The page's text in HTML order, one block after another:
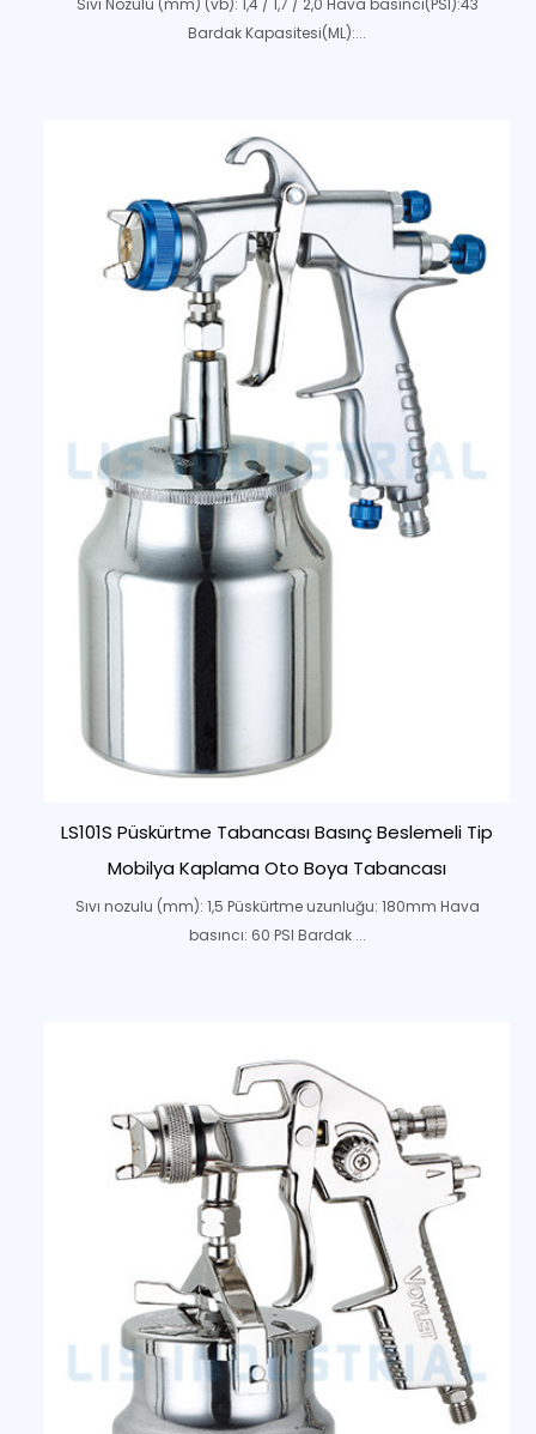
Bardak Kapasitesi(ML):...
LS101S Püskürtme Tabancası Basınç Beslemeli Tip
Mobilya Kaplama Oto Boya Tabancası
Sıvı nozulu (mm): 1,5 Püskürtme uzunluğu: 180mm Hava
basıncı: 60 PSI Bardak ...